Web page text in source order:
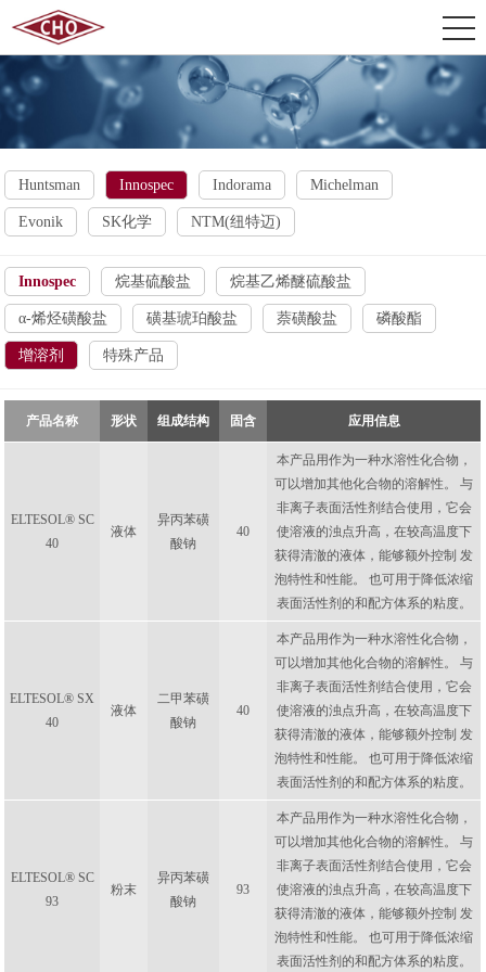
Huntsman Innospec Indorama Michelman
Evonik SK化学 NTM(纽特迈)
Innospec 烷基硫酸盐 烷基乙烯醚硫酸盐
α-烯烃磺酸盐 磺基琥珀酸盐 萘磺酸盐 磷酸酯
增溶剂 特殊产品
产品名称 形状 组成结构 固含 应用信息
ELTESOL® SC
40
液体
异丙苯磺
酸钠
40
本产品用作为一种水溶性化合物，
可以增加其他化合物的溶解性。 与
非离子表面活性剂结合使用，它会
使溶液的浊点升高，在较高温度下
获得清澈的液体，能够额外控制 发
泡特性和性能。 也可用于降低浓缩
表面活性剂的和配方体系的粘度。
ELTESOL® SX
40
液体
二甲苯磺
酸钠
40
本产品用作为一种水溶性化合物，
可以增加其他化合物的溶解性。 与
非离子表面活性剂结合使用，它会
使溶液的浊点升高，在较高温度下
获得清澈的液体，能够额外控制 发
泡特性和性能。 也可用于降低浓缩
表面活性剂的和配方体系的粘度。
ELTESOL® SC
93
粉末
异丙苯磺
酸钠
93
本产品用作为一种水溶性化合物，
可以增加其他化合物的溶解性。 与
非离子表面活性剂结合使用，它会
使溶液的浊点升高，在较高温度下
获得清澈的液体，能够额外控制 发
泡特性和性能。 也可用于降低浓缩
表面活性剂的和配方体系的粘度。